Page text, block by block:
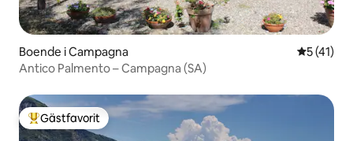
Boende i Campagna 5 av 5 i
5 (41)
Antico Palmento – Campagna (SA)
Populär gästfavorit
Gästfavorit